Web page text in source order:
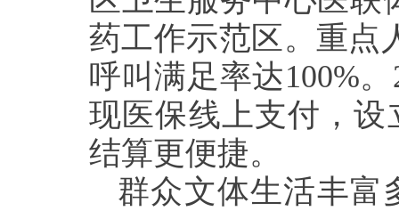
药工作示范区。重点
呼叫满足率达100%
现医保线上支付，设
结算更便捷。
群众文体生活丰富